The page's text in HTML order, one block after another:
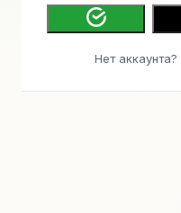
Нет аккаунта?